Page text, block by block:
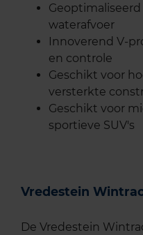
waterafvoer
Innoverend V-
en controle
Geschikt voor
versterkte
Geschikt voor
sportieve SUV's
Vredestein
De Vredestein